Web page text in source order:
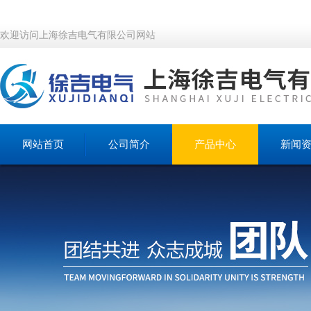
欢迎访问上海徐吉电气有限公司网站
网站首页 公司简介 产品中心 新闻